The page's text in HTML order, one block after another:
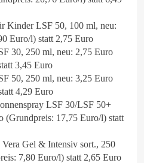
Kinder LSF 50, 100 ml, neu:
Euro/l) statt 2,75 Euro
30, 250 ml, neu: 2,75 Euro
3,45 Euro
50, 250 ml, neu: 3,25 Euro
4,29 Euro
LSF 30/LSF 50+
(Grundpreis: 17,75 Euro/l) statt
Gel & Intensiv sort., 250
7,80 Euro/l) statt 2,65 Euro